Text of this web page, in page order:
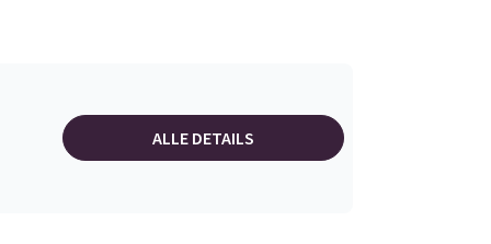
ALLE DETAILS